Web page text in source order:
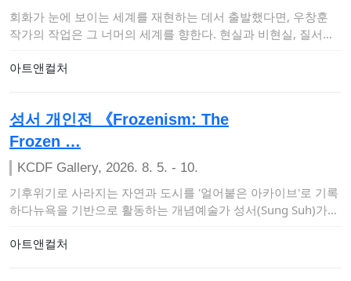
회화가 눈에 보이는 세계를 재현하는 데서 출발했다면, 우창훈
작가의 작업은 그 너머의 세계를 향한다. 현실과 비현실, 질서와
아트앤컬처
성서 개인전 《Frozenism: The
Frozen …
KCDF Gallery, 2026. 8. 5. - 10.
기후위기로 사라지는 자연과 도시를 '얼어붙은 아카이브'로 기록
하다뉴욕을 기반으로 활동하는 개념예술가 성서(Sung Suh)가
아트앤컬처